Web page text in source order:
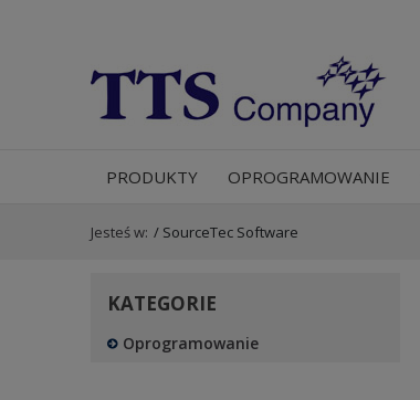
PRODUKTY OPROGRAMOWANIE
Jesteś w: / SourceTec Software
KATEGORIE
Oprogramowanie